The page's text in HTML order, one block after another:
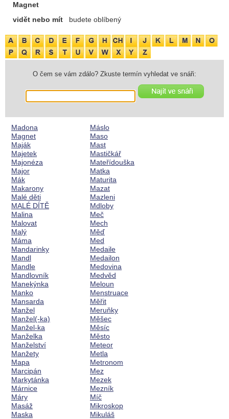
Magnet
vidět nebo mít
budete oblíbený
O čem se vám zdálo? Zkuste termín vyhledat ve snáři:
Madona
Magnet
Maják
Majetek
Majonéza
Major
Mák
Makarony
Malé děti
MALÉ DÍTĚ
Malina
Malovat
Malý
Máma
Mandarinky
Mandl
Mandle
Mandlovník
Manekýnka
Manko
Mansarda
Manžel
Manžel(-ka)
Manžel-ka
Manželka
Manželství
Manžety
Mapa
Marcipán
Markytánka
Márnice
Máry
Masáž
Maska
Máslo
Maso
Mast
Mastičkář
Mateřídouška
Matka
Maturita
Mazat
Mazleni
Mdloby
Meč
Mech
Měď
Med
Medaile
Medailon
Medovina
Medvěd
Meloun
Menstruace
Měřit
Meruňky
Měšec
Měsíc
Město
Meteor
Metla
Metronom
Mez
Mezek
Mezník
Míč
Mikroskop
Mikuláš